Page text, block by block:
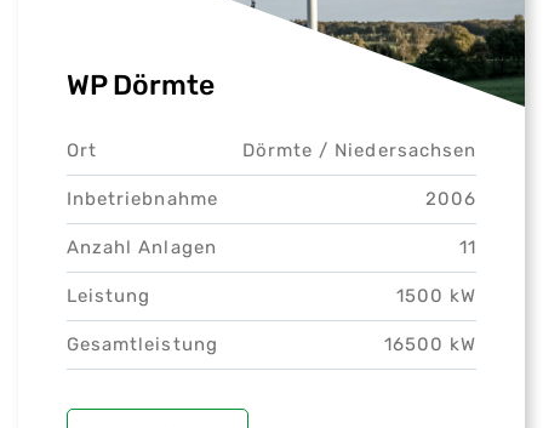
WP Dörmte
Ort Dörmte / Niedersachsen
Inbetriebnahme 2006
Anzahl Anlagen 11
Leistung 1500 kW
Gesamtleistung 16500 kW